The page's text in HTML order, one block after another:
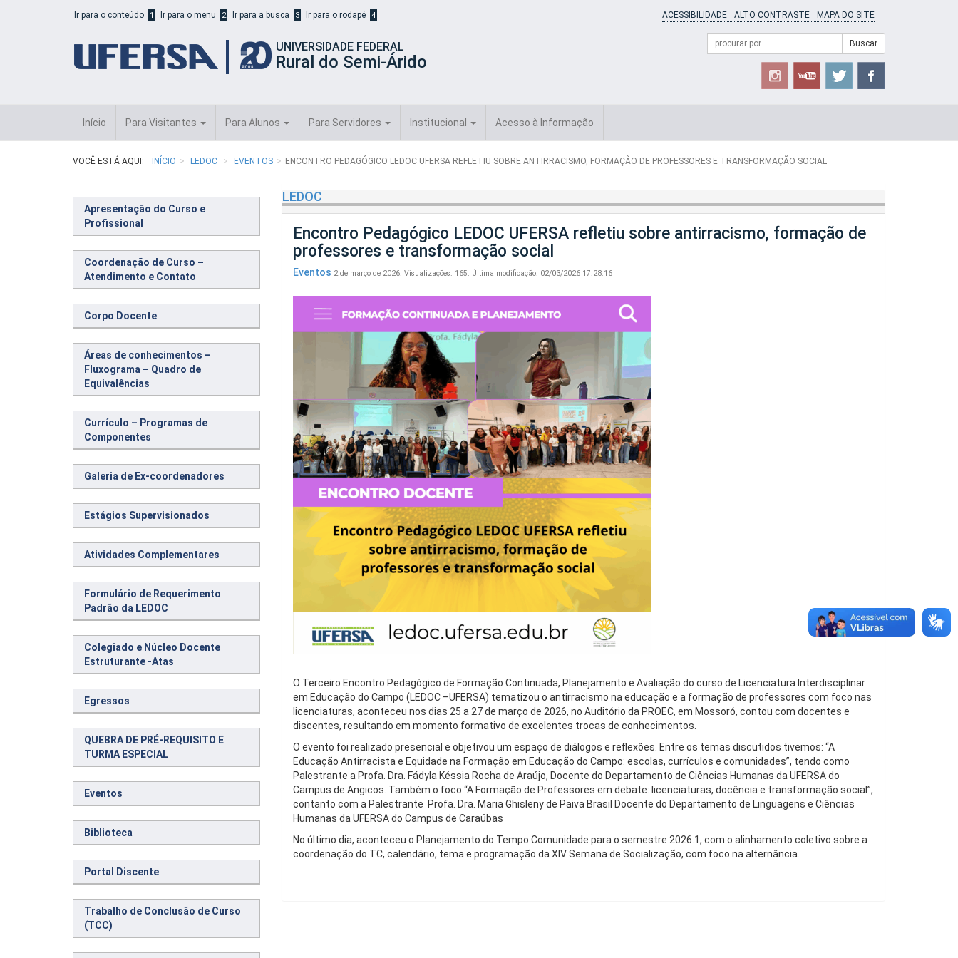
Ir para o conteúdo 1 Ir para o menu 2 Ir para a busca 3 Ir para o rodapé 4 ACESSIBILIDADE ALTO CONTRASTE MAPA DO SITE
UNIVERSIDADE FEDERAL
Rural do Semi-Árido
Formulário
Campo
de
Buscar
Início Para Visitantes Para Alunos Para Servidores Institucional Acesso à Informação
VOCÊ ESTÁ AQUI: INÍCIO LEDOC EVENTOS ENCONTRO PEDAGÓGICO LEDOC UFERSA REFLETIU SOBRE ANTIRRACISMO, FORMAÇÃO DE PROFESSORES E TRANSFORMAÇÃO SOCIAL
Apresentação do Curso e
Profissional
Coordenação de Curso –
Atendimento e Contato
Corpo Docente
Áreas de conhecimentos –
Fluxograma – Quadro de
Equivalências
Currículo – Programas de
Componentes
Galeria de Ex-coordenadores
Estágios Supervisionados
Atividades Complementares
Formulário de Requerimento
Padrão da LEDOC
Colegiado e Núcleo Docente
Estruturante -Atas
Egressos
QUEBRA DE PRÉ-REQUISITO E
TURMA ESPECIAL
Eventos
Biblioteca
Portal Discente
Trabalho de Conclusão de Curso
(TCC)
LEDOC
Encontro Pedagógico LEDOC UFERSA refletiu sobre antirracismo, formação de
professores e transformação social
Eventos 2 de março de 2026. Visualizações: 165. Última modificação: 02/03/2026 17:28:16
O Terceiro Encontro Pedagógico de Formação Continuada, Planejamento e Avaliação do curso de Licenciatura Interdisciplinar
em Educação do Campo (LEDOC –UFERSA) tematizou o antirracismo na educação e a formação de professores com foco nas
licenciaturas, aconteceu nos dias 25 a 27 de março de 2026, no Auditório da PROEC, em Mossoró, contou com docentes e
discentes, resultando em momento formativo de excelentes trocas de conhecimentos.
O evento foi realizado presencial e objetivou um espaço de diálogos e reflexões. Entre os temas discutidos tivemos: “A
Educação Antirracista e Equidade na Formação em Educação do Campo: escolas, currículos e comunidades”, tendo como
Palestrante a Profa. Dra. Fádyla Késsia Rocha de Araújo, Docente do Departamento de Ciências Humanas da UFERSA do
Campus de Angicos. Também o foco “A Formação de Professores em debate: licenciaturas, docência e transformação social”,
contanto com a Palestrante Profa. Dra. Maria Ghisleny de Paiva Brasil Docente do Departamento de Linguagens e Ciências
Humanas da UFERSA do Campus de Caraúbas
No último dia, aconteceu o Planejamento do Tempo Comunidade para o semestre 2026.1, com o alinhamento coletivo sobre a
coordenação do TC, calendário, tema e programação da XIV Semana de Socialização, com foco na alternância.